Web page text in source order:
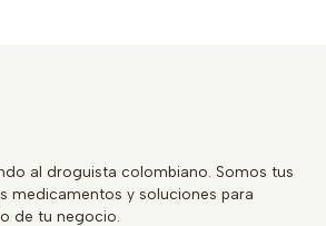
1ML es ideal para quienes buscan un
sin complicaciones. Si deseas más
tu compra, visita el enlace disponible.
al droguista colombiano. Somos tus
medicamentos y soluciones para
de tu negocio.